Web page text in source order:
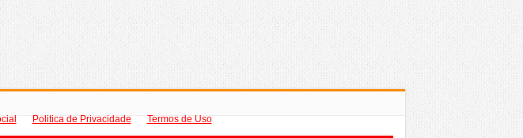
Politica de Privacidade Termos de Uso